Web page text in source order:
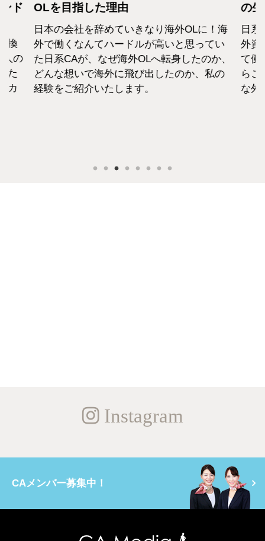
ド
換
人の
た
カ
OLを目指した理由
日本の会社を辞めていきなり海外OLに！海
外で働くなんてハードルが高いと思ってい
た日系CAが、なぜ海外OLへ転身したのか、
どんな想いで海外に飛び出したのか、私の
経験をご紹介いたします。
の
日
外資
て働
らこ
な外
Instagram
CAメンバー募集中！